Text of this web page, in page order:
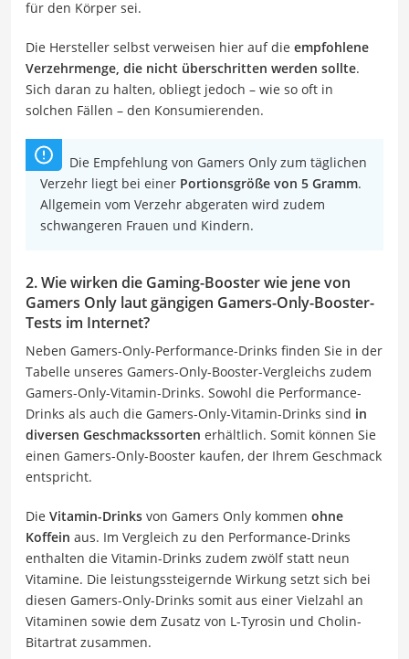
für den Körper sei.
Die Hersteller selbst verweisen hier auf die empfohlene
Verzehrmenge, die nicht überschritten werden sollte.
Sich daran zu halten, obliegt jedoch – wie so oft in
solchen Fällen – den Konsumierenden.
Die Empfehlung von Gamers Only zum täglichen
Verzehr liegt bei einer Portionsgröße von 5 Gramm.
Allgemein vom Verzehr abgeraten wird zudem
schwangeren Frauen und Kindern.
2. Wie wirken die Gaming-Booster wie jene von
Gamers Only laut gängigen Gamers-Only-Booster-
Tests im Internet?
Neben Gamers-Only-Performance-Drinks finden Sie in der
Tabelle unseres Gamers-Only-Booster-Vergleichs zudem
Gamers-Only-Vitamin-Drinks. Sowohl die Performance-
Drinks als auch die Gamers-Only-Vitamin-Drinks sind in
diversen Geschmackssorten erhältlich. Somit können Sie
einen Gamers-Only-Booster kaufen, der Ihrem Geschmack
entspricht.
Die Vitamin-Drinks von Gamers Only kommen ohne
Koffein aus. Im Vergleich zu den Performance-Drinks
enthalten die Vitamin-Drinks zudem zwölf statt neun
Vitamine. Die leistungssteigernde Wirkung setzt sich bei
diesen Gamers-Only-Drinks somit aus einer Vielzahl an
Vitaminen sowie dem Zusatz von L-Tyrosin und Cholin-
Bitartrat zusammen.